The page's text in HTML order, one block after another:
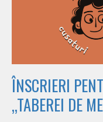
ÎNSCRIERI
„TABEREI DE